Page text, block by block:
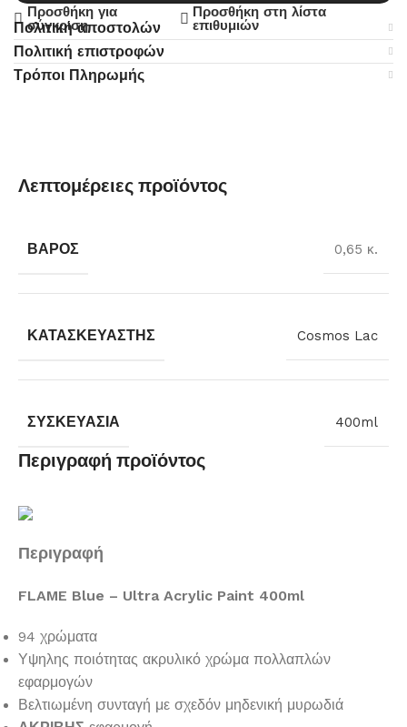
Προσθήκη για
σύγκριση
Προσθήκη στη λίστα
επιθυμιών
Πολιτική αποστολών
Πολιτική επιστροφών
Τρόποι Πληρωμής
Λεπτομέρειες προϊόντος
ΒΆΡΟΣ 0,65 κ.
ΚΑΤΑΣΚΕΥΑΣΤΉΣ Cosmos Lac
ΣΥΣΚΕΥΑΣΊΑ 400ml
Περιγραφή προϊόντος
Περιγραφή
FLAME Blue – Ultra Acrylic Paint 400ml
94 χρώματα
Υψηλης ποιότητας ακρυλικό χρώμα πολλαπλών
εφαρμογών
Βελτιωμένη συνταγή με σχεδόν μηδενική μυρωδιά